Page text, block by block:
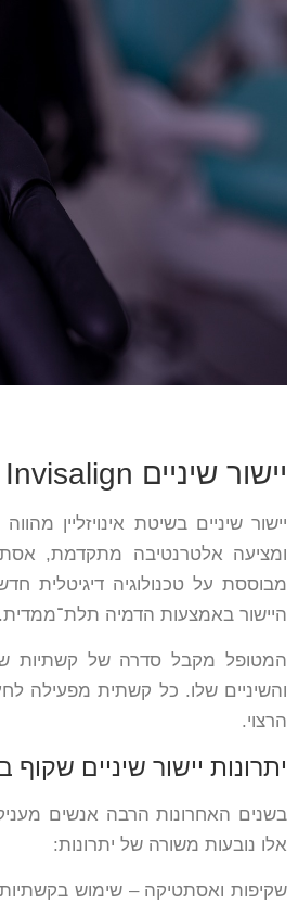
יישור שיניים Invisalign – אינויזליין וקשתיות שקופות
יישור שיניים בשיטת אינויזליין
ומציעה אלטרנטיבה מתקדמת,
מבוססת על טכנולוגיה דיגיטלית
היישור באמצעות הדמיה תלת־ממדית.
המטופל מקבל סדרה של קשתיות
והשיניים שלו. כל קשתית מפעילה
הרצוי.
יתרונות יישור שיניים שקוף
בשנים האחרונות הרבה אנשים
אלו נובעות משורה של יתרונות:
שקיפות ואסתטיקה – שימוש